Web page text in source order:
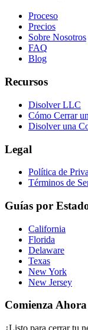
Proceso
Precios
Sobre Nosotros
FAQ
Blog
Recursos
Disolver LLC
Cómo Cerrar
Disolver una
Legal
Política de
Términos de
Guías por
California
Florida
Delaware
Texas
New York
New Jersey
Comienza Ahora